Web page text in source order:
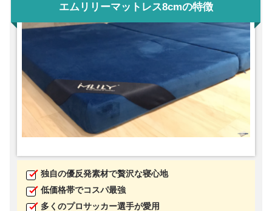
エムリリーマットレス8cmの特徴
独自の優反発素材で贅沢な寝心地
低価格帯でコスパ最強
多くのプロサッカー選手が愛用